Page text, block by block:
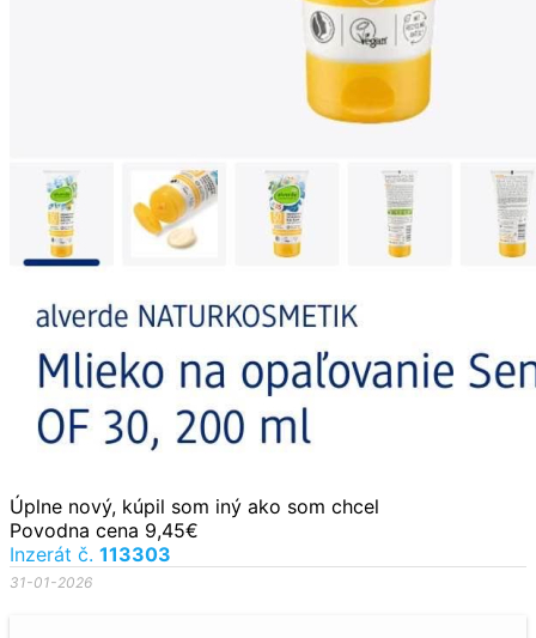
Úplne nový, kúpil som iný ako som chcel
Povodna cena 9,45€
Inzerát č. 113303
31-01-2026